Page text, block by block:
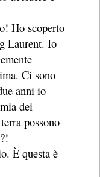
Ho scoperto
Laurent. Io
Ci sono
anni io
dei
possono
È questa è